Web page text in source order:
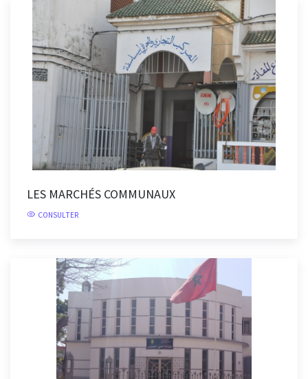
LES MARCHÉS COMMUNAUX
CONSULTER